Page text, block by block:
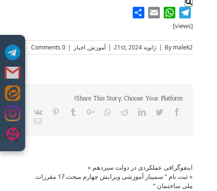
Skip
content
Telegram
WhatsApp
Email
[views]
By malek2
| ژانویه 21st, 2024 | آموزش, اخبار |
0 Comments
Share This Story, Choose Your Platform!
Facebook
Twitter
LinkedIn
Reddit
Whatsapp
Google+
Tumblr
Pinterest
Vk
Email
اینفوگرافی عملکردی در دولت سیزدهم »
«
ثبت نام ” سمینار آموزشی ویرایش چهارم مبحث 17 مقررات
ملی ساختمان “